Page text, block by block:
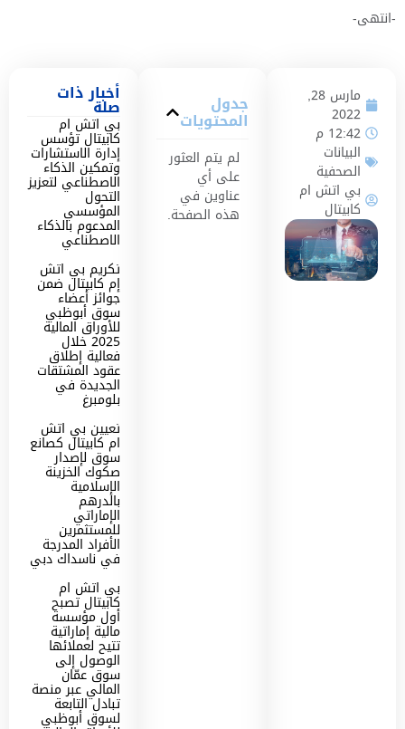
مارس 28,
2022
12:42 م
البيانات
الصحفية
بي اتش ام
كابيتال
جدول
المحتويات
لم يتم العثور
على أي
عناوين في
هذه الصفحة.
أخبار ذات
صلة
بي اتش ام
كابيتال تؤسس
إدارة الاستشارات
وتمكين الذكاء
الاصطناعي لتعزيز
التحول
المؤسسي
المدعوم بالذكاء
الاصطناعي
تكريم بي اتش
إم كابيتال ضمن
جوائز أعضاء
سوق أبوظبي
للأوراق المالية
2025 خلال
فعالية إطلاق
عقود المشتقات
الجديدة في
بلومبرغ
تعيين بي اتش
ام كابيتال كصانع
سوق لإصدار
صكوك الخزينة
الإسلامية
بالدرهم
الإماراتي
للمستثمرين
الأفراد المدرجة
في ناسداك دبي
بي اتش ام
كابيتال تصبح
أول مؤسسة
مالية إماراتية
تتيح لعملائها
الوصول إلى
سوق عمّان
المالي عبر منصة
تبادل التابعة
لسوق أبوظبي
-انتهى-